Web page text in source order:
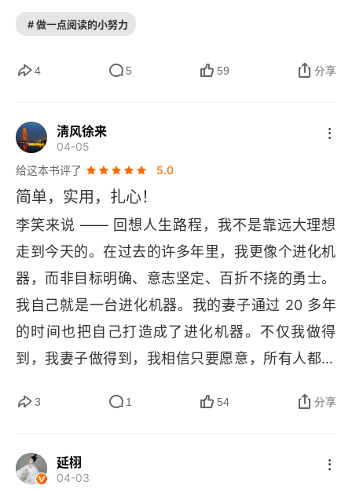
力”。他提出的问题是：父母自身是什么样的人？父
才是真正的起跑线。书中有一个观点值得反复琢
在孩子身上。这句话初听悖谬，细思极恐。当父母
放弃自我成长，将所有希望寄托于孩子，这种 “牺
牲” 本身就构成了最沉重的压力系统。孩子感受到
的不是爱，而是债务。李笑来主张父母应该把至少
一半精力用于经营自己 —— 赚钱、读书、保持好
奇心、持续迭代认知。这不是自私，而是为孩子提
供一个可模仿的成长样本。书中有个概念叫 “家庭
宪法”，意在强调家庭规则的稳定性和可预期性。规
则不应朝令夕改，不应因人而异，更不应视父母情
绪而定。很多家庭的混乱，根源在于规则比天气变
得还快 —— 父母高兴时孩子可以看三小时电视，
心思，而非专注于自身发展。李笑来对 “快乐教育”
# 做一点阅读的小努力
4 5 59 分享
淸风徐来
04-05
给这本书评了
5.0
简单，实用，扎心！
李笑来说 —— 回想人生路程，我不是靠远大理想
走到今天的。在过去的许多年里，我更像个进化机
器，而非目标明确、意志坚定、百折不挠的勇士。
我自己就是一台进化机器。我的妻子通过 20 多年
的时间也把自己打造成了进化机器。不仅我做得
到，我妻子做得到，我相信只要愿意，所有人都做
量。我也愿意乐观、简单，注重积累，痴迷改进，
3 1 54 分享
延栩
04-03